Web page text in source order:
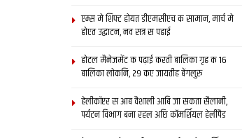
एम्स मे शिफ्ट होयत डीएमसीएच क सामान, मार्च मे
होएत उद्घाटन, नव सत्र स पढाई
होटल मैनेजमेंट क पढ़ाई करती बालिका गृह क 16
बालिका लोकनि, 29 कए जायतीह बेंगलुरु
हेलीकॉप्टर स आब वैशाली आबि जा सकता सैलानी,
पर्यटन विभाग बना रहल अछि कॉमर्शियल हेलीपैड